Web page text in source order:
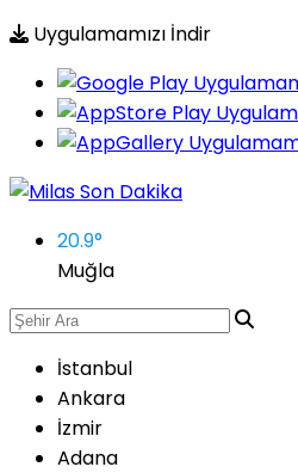
Uygulamamızı İndir
20.9°
Muğla
İstanbul
Ankara
İzmir
Adana